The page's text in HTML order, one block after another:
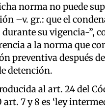
norma no puede
–v. gr.: que el
su vigencia-”,
a la norma que
preventiva después
detención.
al art. 24 del
7 y 8 es ‘ley